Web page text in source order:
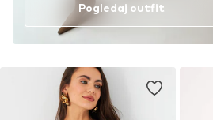
Pogledaj outfit